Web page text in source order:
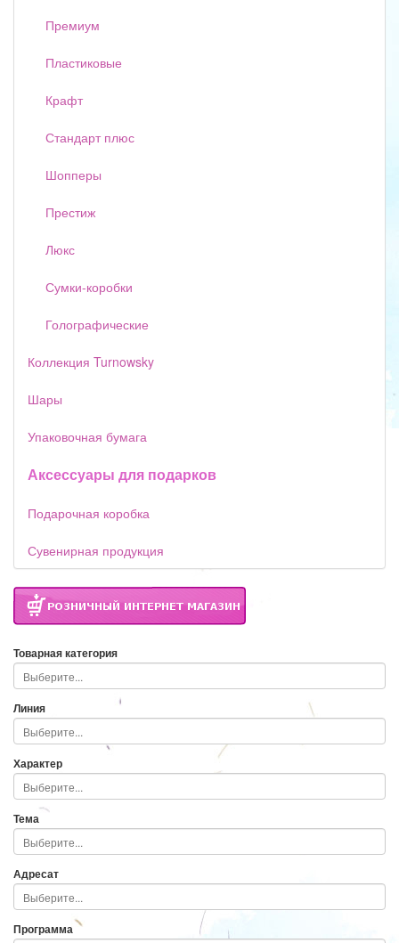
Премиум
Пластиковые
Крафт
Стандарт плюс
Шопперы
Престиж
Люкс
Сумки-коробки
Голографические
Коллекция Turnowsky
Шары
Упаковочная бумага
Аксессуары для подарков
Подарочная коробка
Сувенирная продукция
Товарная категория
Линия
Характер
Тема
Адресат
Программа